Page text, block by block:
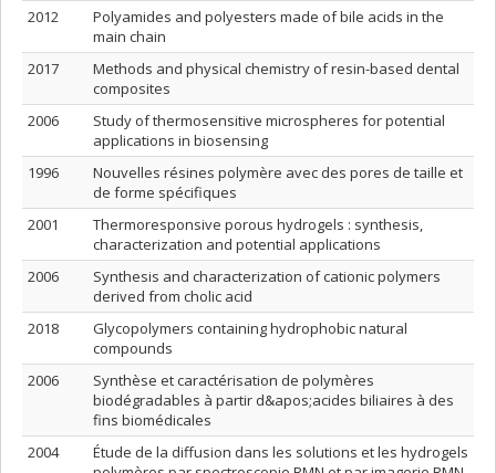
2012
Polyamides and polyesters made of bile acids in the
main chain
2017
Methods and physical chemistry of resin-based dental
composites
2006
Study of thermosensitive microspheres for potential
applications in biosensing
1996
Nouvelles résines polymère avec des pores de taille et
de forme spécifiques
2001
Thermoresponsive porous hydrogels : synthesis,
characterization and potential applications
2006
Synthesis and characterization of cationic polymers
derived from cholic acid
2018
Glycopolymers containing hydrophobic natural
compounds
2006
Synthèse et caractérisation de polymères
biodégradables à partir d&apos;acides biliaires à des
fins biomédicales
2004
Étude de la diffusion dans les solutions et les hydrogels